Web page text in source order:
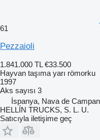
61
Pezzaioli
1.841.000 TL €33.500
Hayvan taşıma yarı römorku
1997
Aks sayısı 3
İspanya, Nava de
HELLÍN TRUCKS, S. L. U.
Satıcıyla iletişime geç